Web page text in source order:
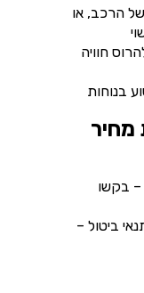
הרכב, או
חוויה
בנוחות
מחיר
– בקשו
ביטול –